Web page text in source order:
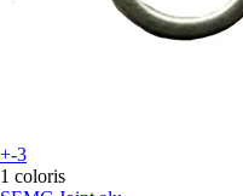
+-3
1 coloris